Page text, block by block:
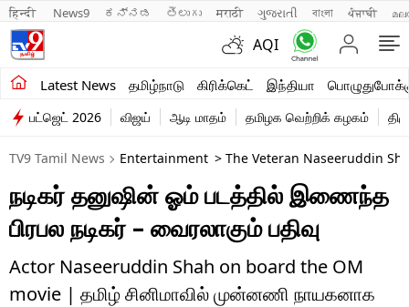
हिन्दी News9 ಕನ್ನಡ తెలుగు मराठी ગુજરાતી বাংলা ਪੰਜਾਬੀ
AQI
Latest News தமிழ்நாடு கிரிக்கெட் இந்தியா
சமீபத்திய செய்திகள்
தமிழ்நாடு
இந்தியா
உலகம்
விளையாட்டு
பொழுதுபோக்கு
பட்ஜெட் 2026 விஜய் ஆடி மாதம் தமிழக வெற்றிக் கழகம்
TV9 Tamil News Entertainment > The Veteran Naseeruddin
நடிகர் தனுஷின் ஓம் படத்தில் இணைந்த
பிரபல நடிகர் – வைரலாகும் பதிவு
Actor Naseeruddin Shah on board the OM
movie | தமிழ் சினிமாவில் முன்னணி நாயகனாக